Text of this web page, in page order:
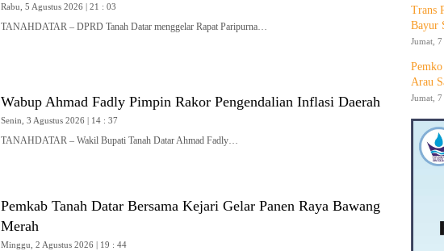
Rabu, 5 Agustus 2026 | 21 : 03
TANAHDATAR – DPRD Tanah Datar menggelar Rapat Paripurna…
Wabup Ahmad Fadly Pimpin Rakor Pengendalian Inflasi Daerah
Senin, 3 Agustus 2026 | 14 : 37
TANAHDATAR – Wakil Bupati Tanah Datar Ahmad Fadly…
Pemkab Tanah Datar Bersama Kejari Gelar Panen Raya Bawang
Merah
Minggu, 2 Agustus 2026 | 19 : 44
Trans
Bayur
Jumat,
Arau
Jumat,